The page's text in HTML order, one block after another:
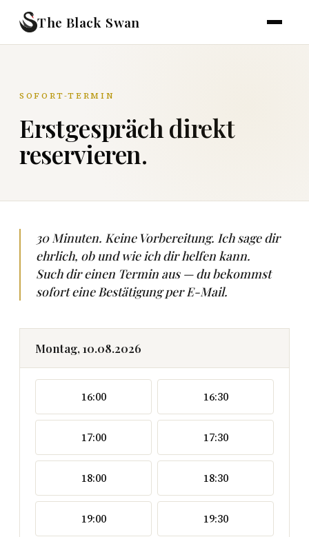
The Black Swan
SOFORT-TERMIN
Erstgespräch direkt
reservieren.
30 Minuten. Keine Vorbereitung. Ich sage dir
ehrlich, ob und wie ich dir helfen kann.
Such dir einen Termin aus — du bekommst
sofort eine Bestätigung per E-Mail.
Montag, 10.08.2026
16:00 16:30
17:00 17:30
18:00 18:30
19:00 19:30